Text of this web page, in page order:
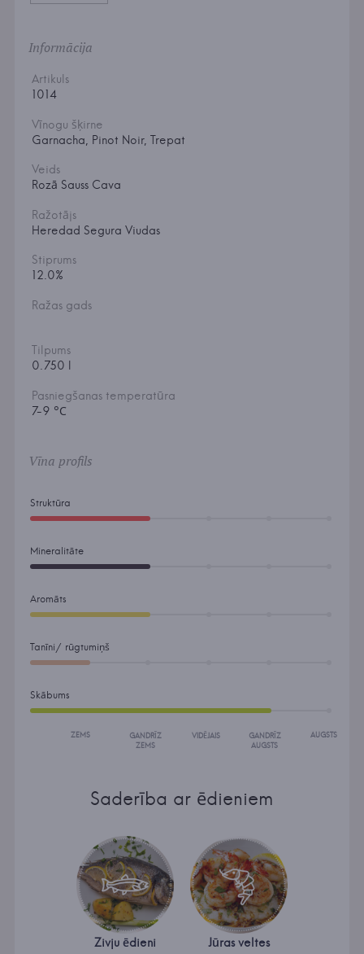
Informācija
Artikuls
1014
Vīnogu šķirne
Garnacha, Pinot Noir, Trepat
Veids
Rozā Sauss Cava
Ražotājs
Heredad Segura Viudas
Stiprums
12.0%
Ražas gads
Tilpums
0.750 l
Pasniegšanas temperatūra
7-9 °С
Vīna profils
Struktūra
Mineralitāte
Aromāts
Tanīni/ rūgtumiņš
Skābums
ZEMS
GANDRĪZ
ZEMS
VIDĒJAIS
GANDRĪZ
AUGSTS
AUGSTS
Saderība ar ēdieniem
Zivju ēdieni Jūras veltes